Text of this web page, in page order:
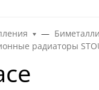
радиаторы